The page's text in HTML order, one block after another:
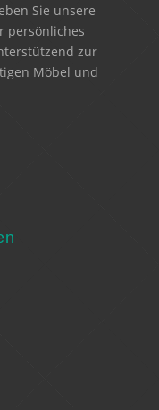
Sie unsere
persönliches
zur
Möbel und